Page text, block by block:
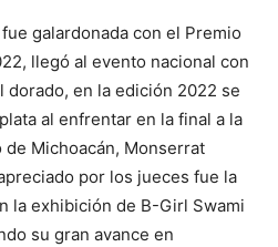
galardonada con el Premio
llegó al evento nacional con
dorado, en la edición 2022 se
al enfrentar en la final a la
Michoacán, Monserrat
por los jueces fue la
la exhibición de B-Girl Swami
su gran avance en